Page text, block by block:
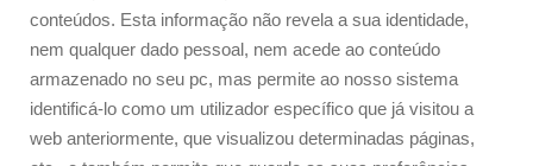
conteúdos. Esta informação não revela a sua identidade,
nem qualquer dado pessoal, nem acede ao conteúdo
armazenado no seu pc, mas permite ao nosso sistema
identificá-lo como um utilizador específico que já visitou a
web anteriormente, que visualizou determinadas páginas,